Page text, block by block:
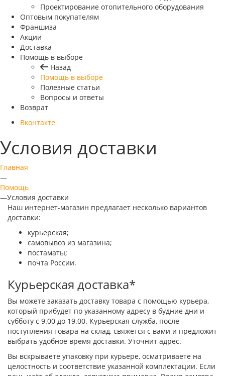
Проектирование отопительного оборудования
Оптовым покупателям
Франшиза
Акции
Доставка
Помощь в выборе
Назад
Помощь в выборе
Полезные статьи
Вопросы и ответы
Возврат
Вконтакте
Условия доставки
Главная
—
Помощь
—Условия доставки
Наш интернет-магазин предлагает несколько вариантов
доставки:
курьерская;
самовывоз из магазина;
постаматы;
почта России.
Курьерская доставка*
Вы можете заказать доставку товара с помощью курьера,
который прибудет по указанному адресу в будние дни и
субботу с 9.00 до 19.00. Курьерская служба, после
поступления товара на склад, свяжется с вами и предложит
выбрать удобное время доставки. Уточнит адрес.
Вы вскрываете упаковку при курьере, осматриваете на
целостность и соответствие указанной комплектации. Если